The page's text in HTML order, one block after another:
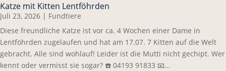
Katze mit Kitten Lentföhrden
Juli 23, 2026 | Fundtiere
Diese freundliche Katze ist vor ca. 4 Wochen einer Dame in
Lentföhrden zugelaufen und hat am 17.07. 7 Kitten auf die Welt
gebracht. Alle sind wohlauf! Leider ist die Mutti nicht gechipt. Wer
kennt oder vermisst sie sogar? ☎️ 04193 91833 📧...